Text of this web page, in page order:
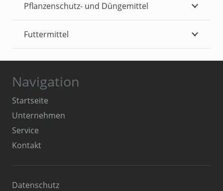
Pflanzenschutz- und Düngemittel
Futtermittel
Navigation
Startseite
Unternehmen
Service
Kontakt
Datenschutz